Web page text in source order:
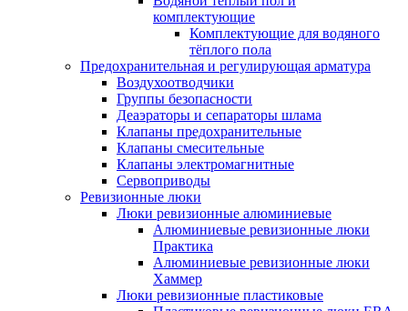
комплектующие
Комплектующие для водяного
тёплого пола
Предохранительная и регулирующая арматура
Воздухоотводчики
Группы безопасности
Деаэраторы и сепараторы шлама
Клапаны предохранительные
Клапаны смесительные
Клапаны электромагнитные
Сервоприводы
Ревизионные люки
Люки ревизионные алюминиевые
Алюминиевые ревизионные люки
Практика
Алюминиевые ревизионные люки
Хаммер
Люки ревизионные пластиковые